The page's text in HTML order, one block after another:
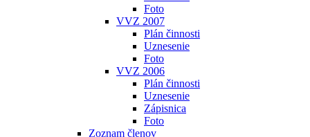
Foto
VVZ 2007
Plán činnosti
Uznesenie
Foto
VVZ 2006
Plán činnosti
Uznesenie
Zápisnica
Foto
Zoznam členov